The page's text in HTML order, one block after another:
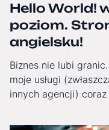
Hello World!
poziom.
angielsku!
Biznes nie lubi
moje usługi
innych agencji) coraz
angielską wersję